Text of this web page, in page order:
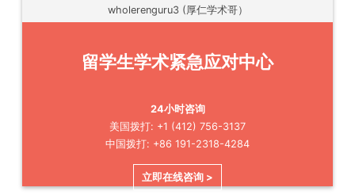
wholerenguru3 (厚仁学术哥）
留学生学术紧急应对中心
24小时咨询
美国拨打: +1 (412) 756-3137
中国拨打: +86 191-2318-4284
立即在线咨询 >